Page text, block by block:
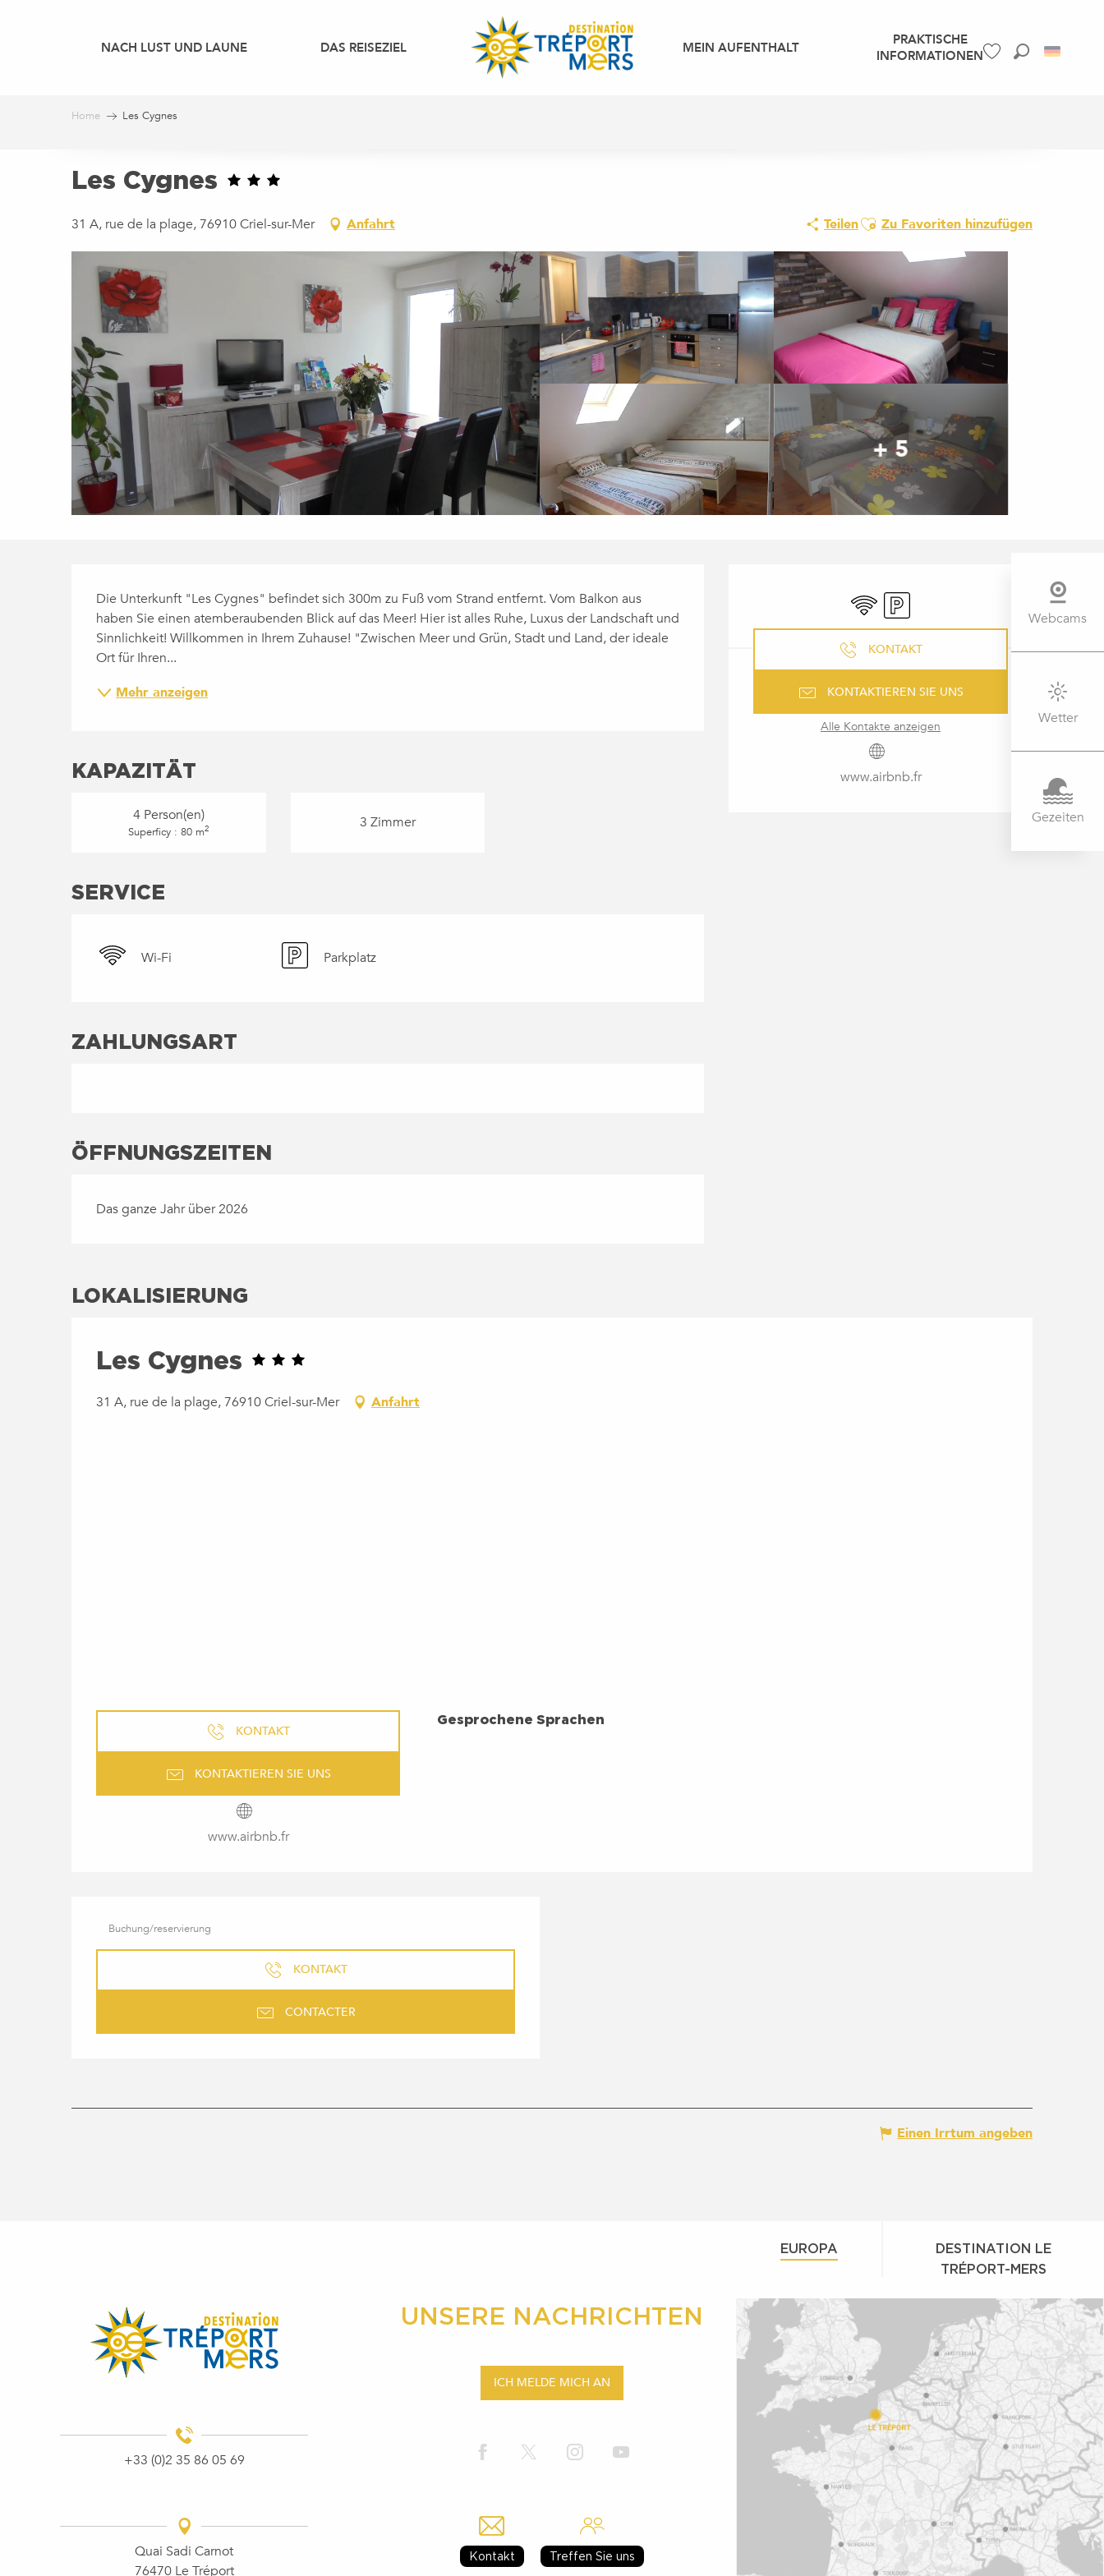
NACH LUST UND LAUNE DAS REISEZIEL MEIN AUFENTHALT
PRAKTISCHE
INFORMATIONEN
Webcams
Wetter
Gezeiten
Home Les Cygnes
Les Cygnes
31 A, rue de la plage, 76910 Criel-sur-Mer Anfahrt TeilenAjouter aux favoris
Zu Favoriten hinzufügen
+ 5
ÖFFNUNGSZEITEN &
Wi-Fi Parkplatz
KONTAKT
KONTAKTIEREN SIE UNS
Alle Kontakte anzeigen
www.airbnb.fr
Die Unterkunft "Les Cygnes" befindet sich 300m zu Fuß vom Strand entfernt. Vom Balkon aus
haben Sie einen atemberaubenden Blick auf das Meer! Hier ist alles Ruhe, Luxus der Landschaft und
Sinnlichkeit! Willkommen in Ihrem Zuhause! "Zwischen Meer und Grün, Stadt und Land, der ideale
Ort für Ihren...
Mehr anzeigen
KAPAZITÄT
4 Person(en)
Superficy : 80 m2 3 Zimmer
SERVICE
Wi-Fi Parkplatz
ZAHLUNGSART
ÖFFNUNGSZEITEN
Das ganze Jahr über 2026
LOKALISIERUNG
Les Cygnes
31 A, rue de la plage, 76910 Criel-sur-Mer Anfahrt
KONTAKT
KONTAKTIEREN SIE UNS
www.airbnb.fr
GESPROCHENE SPRACHEN
Gesprochene Sprachen
Buchung/reservierung
KONTAKT
CONTACTER
Einen Irrtum angeben
+33 (0)2 35 86 05 69
Quai Sadi Carnot
76470 Le Tréport
UNSERE NACHRICHTEN
ICH MELDE MICH AN
Kontakt Treffen Sie uns
EUROPA
DESTINATION LE
TRÉPORT-MERS